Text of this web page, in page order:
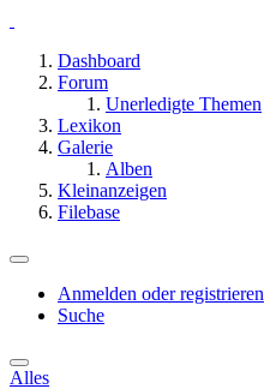
Dashboard
Forum
Unerledigte Themen
Lexikon
Galerie
Alben
Kleinanzeigen
Filebase
Anmelden oder registrieren
Suche
Alles